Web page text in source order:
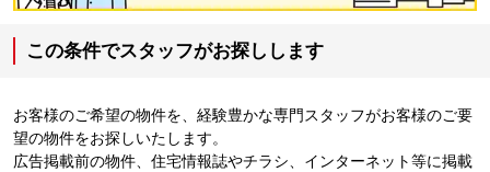
この条件でスタッフがお探しします
お客様のご希望の物件を、経験豊かな専門スタッフがお客様のご要
望の物件をお探しいたします。
広告掲載前の物件、住宅情報誌やチラシ、インターネット等に掲載